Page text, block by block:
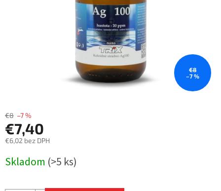
€8
–7 %
€8 –7 %
€7,40
€6,02 bez DPH
cena:
Skladom (>5 ks)